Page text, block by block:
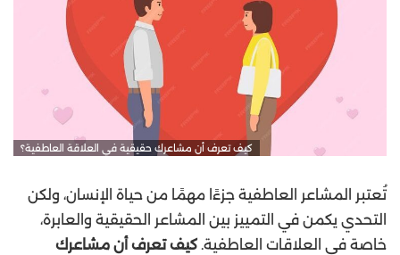
كيف تعرف أن مشاعرك حقيقية في العلاقة العاطفية؟
تُعتبر المشاعر العاطفية جزءًا مهمًا من حياة الإنسان، ولكن
التحدي يكمن في التمييز بين المشاعر الحقيقية والعابرة،
خاصة في العلاقات العاطفية. كيف تعرف أن مشاعرك